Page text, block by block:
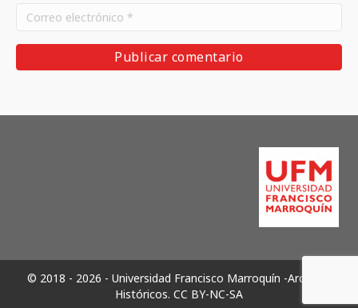
© 2018 - 2026 - Universidad Francisco Marroquín -Archivos
Históricos. CC BY-NC-SA